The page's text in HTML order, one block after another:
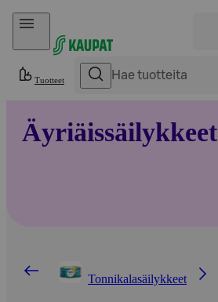
Hyppää sisältöön
Tuotteet
Äyriäissäilykkeet
Tonnikalasäilykkeet